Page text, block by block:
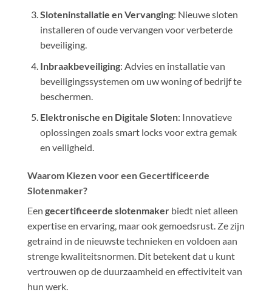
Sloteninstallatie en Vervanging: Nieuwe sloten
installeren of oude vervangen voor verbeterde
beveiliging.
Inbraakbeveiliging: Advies en installatie van
beveiligingssystemen om uw woning of bedrijf te
beschermen.
Elektronische en Digitale Sloten: Innovatieve
oplossingen zoals smart locks voor extra gemak
en veiligheid.
Waarom Kiezen voor een Gecertificeerde
Slotenmaker?
Een gecertificeerde slotenmaker biedt niet alleen
expertise en ervaring, maar ook gemoedsrust. Ze zijn
getraind in de nieuwste technieken en voldoen aan
strenge kwaliteitsnormen. Dit betekent dat u kunt
vertrouwen op de duurzaamheid en effectiviteit van
hun werk.